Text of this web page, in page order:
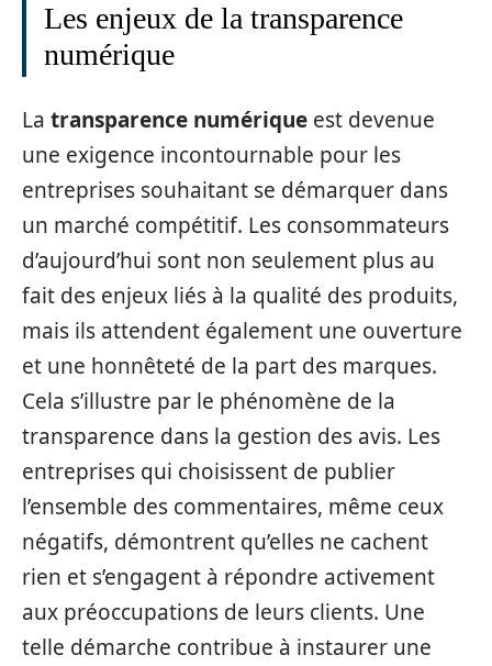
Les enjeux de la transparence
numérique
La transparence numérique est devenue
une exigence incontournable pour les
entreprises souhaitant se démarquer dans
un marché compétitif. Les consommateurs
d’aujourd’hui sont non seulement plus au
fait des enjeux liés à la qualité des produits,
mais ils attendent également une ouverture
et une honnêteté de la part des marques.
Cela s’illustre par le phénomène de la
transparence dans la gestion des avis. Les
entreprises qui choisissent de publier
l’ensemble des commentaires, même ceux
négatifs, démontrent qu’elles ne cachent
rien et s’engagent à répondre activement
aux préoccupations de leurs clients. Une
telle démarche contribue à instaurer une